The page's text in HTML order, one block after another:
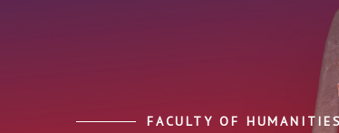
FACULTY OF HUMANITIES